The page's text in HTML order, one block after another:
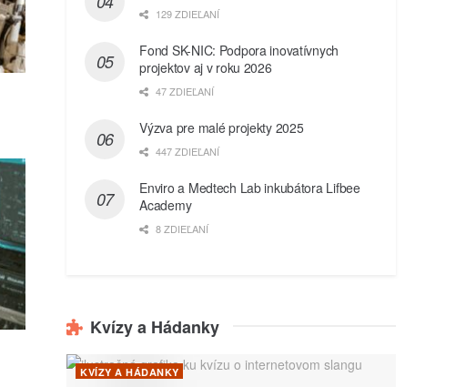
129 ZDIEĽANÍ
Fond SK-NIC: Podpora inovatívnych
projektov aj v roku 2026
47 ZDIEĽANÍ
Výzva pre malé projekty 2025
447 ZDIEĽANÍ
Enviro a Medtech Lab inkubátora Lifbee
Academy
8 ZDIEĽANÍ
Kvízy a Hádanky
KVÍZY A HÁDANKY